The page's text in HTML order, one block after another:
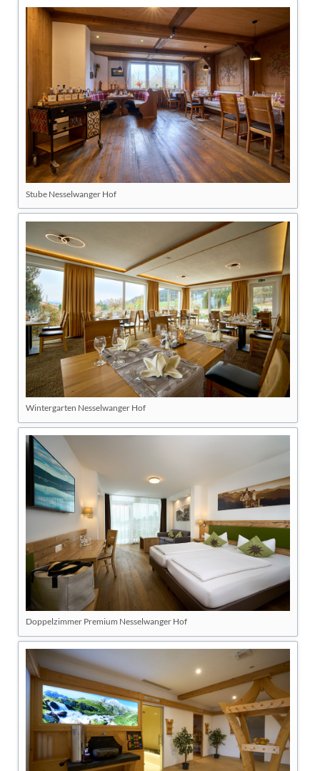
Stube Nesselwanger Hof
Wintergarten Nesselwanger Hof
Doppelzimmer Premium Nesselwanger Hof